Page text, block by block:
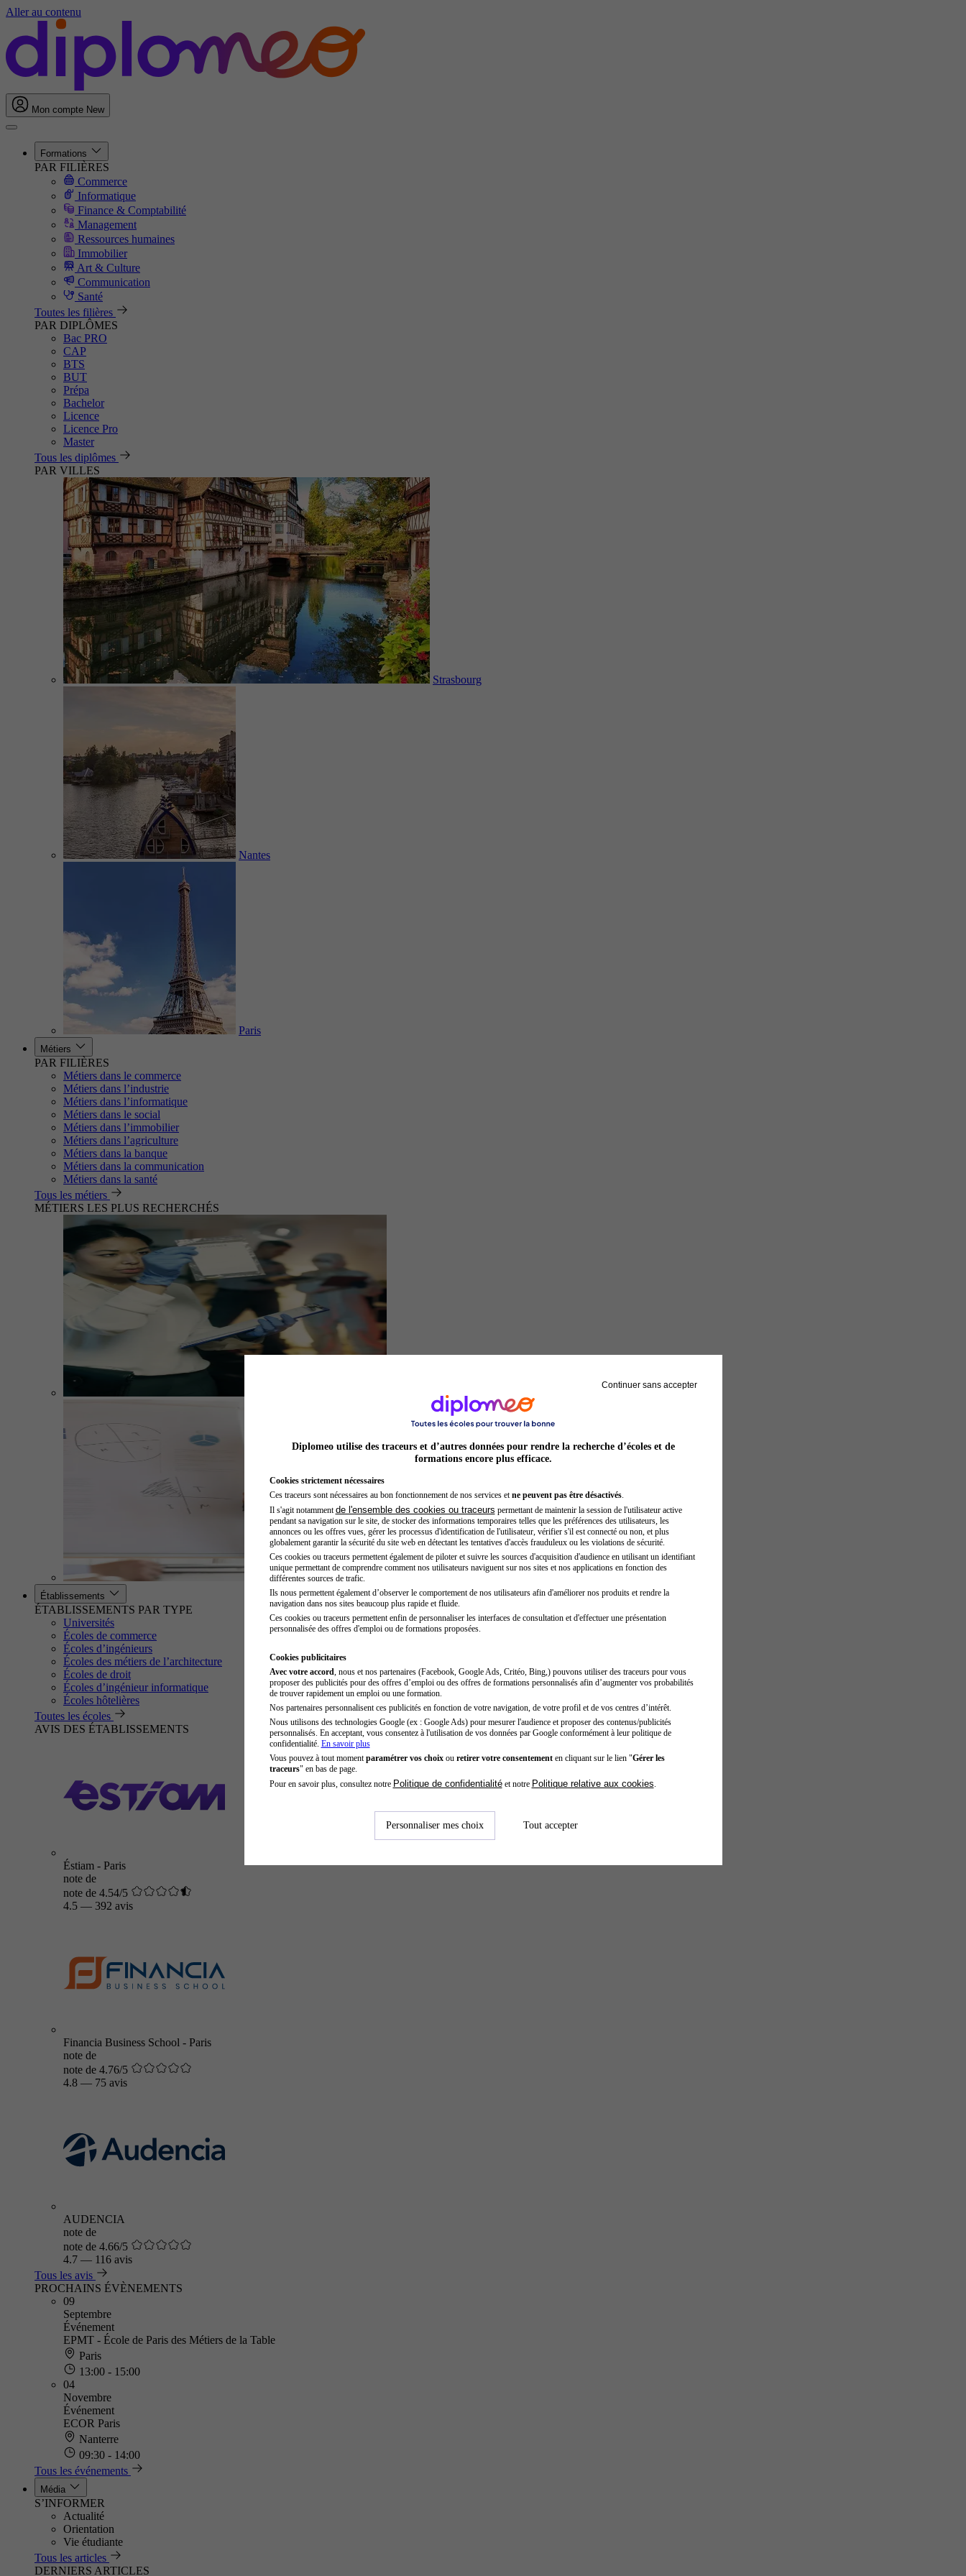
Aller au contenu
Mon compte New
Formations
PAR FILIÈRES
Commerce
Informatique
Finance & Comptabilité
Management
Ressources humaines
Immobilier
Art & Culture
Communication
Santé
Toutes les filières
PAR DIPLÔMES
Bac PRO
CAP
BTS
BUT
Prépa
Bachelor
Licence
Licence Pro
Master
Tous les diplômes
PAR VILLES
Strasbourg
Nantes
Paris
Métiers
PAR FILIÈRES
Métiers dans le commerce
Métiers dans l’industrie
Métiers dans l’informatique
Métiers dans le social
Métiers dans l’immobilier
Métiers dans l’agriculture
Métiers dans la banque
Métiers dans la communication
Métiers dans la santé
Tous les métiers
MÉTIERS LES PLUS RECHERCHÉS
Inspecteur de police
Établissements
ÉTABLISSEMENTS PAR TYPE
Universités
Écoles de commerce
Écoles d’ingénieurs
Écoles des métiers de l’architecture
Écoles de droit
Écoles d’ingénieur informatique
Écoles hôtelières
Toutes les écoles
AVIS DES ÉTABLISSEMENTS
Éstiam - Paris
note de
note de 4.54/5
4.5 — 392 avis
Financia Business School - Paris
note de
note de 4.76/5
4.8 — 75 avis
AUDENCIA
note de
note de 4.66/5
4.7 — 116 avis
Tous les avis
PROCHAINS ÉVÈNEMENTS
09
Septembre
Événement
EPMT - École de Paris des Métiers de la Table
Paris
13:00 - 15:00
04
Novembre
Événement
ECOR Paris
Nanterre
09:30 - 14:00
Tous les événements
Média
S’INFORMER
Actualité
Orientation
Vie étudiante
Tous les articles
DERNIERS ARTICLES
Continuer sans accepter
Diplomeo utilise des traceurs et d’autres données pour rendre la recherche d’écoles et de
formations encore plus efficace.
Cookies strictement nécessaires
Ces traceurs sont nécessaires au bon fonctionnement de nos services et ne peuvent pas être désactivés.
Il s'agit notamment de l'ensemble des cookies ou traceurs permettant de maintenir la session de l'utilisateur active
pendant sa navigation sur le site, de stocker des informations temporaires telles que les préférences des utilisateurs, les
annonces ou les offres vues, gérer les processus d'identification de l'utilisateur, vérifier s'il est connecté ou non, et plus
globalement garantir la sécurité du site web en détectant les tentatives d'accès frauduleux ou les violations de sécurité.
Ces cookies ou traceurs permettent également de piloter et suivre les sources d'acquisition d'audience en utilisant un identifiant
unique permettant de comprendre comment nos utilisateurs naviguent sur nos sites et nos applications en fonction des
différentes sources de trafic.
Ils nous permettent également d’observer le comportement de nos utilisateurs afin d'améliorer nos produits et rendre la
navigation dans nos sites beaucoup plus rapide et fluide.
Ces cookies ou traceurs permettent enfin de personnaliser les interfaces de consultation et d'effectuer une présentation
personnalisée des offres d'emploi ou de formations proposées.
Cookies publicitaires
Avec votre accord , nous et nos partenaires (Facebook, Google Ads, Critéo, Bing,) pouvons utiliser des traceurs pour vous
proposer des publicités pour des offres d’emploi ou des offres de formations personnalisés afin d’augmenter vos probabilités
de trouver rapidement un emploi ou une formation.
Nos partenaires personnalisent ces publicités en fonction de votre navigation, de votre profil et de vos centres d’intérêt.
Nous utilisons des technologies Google (ex : Google Ads) pour mesurer l'audience et proposer des contenus/publicités
personnalisés. En acceptant, vous consentez à l'utilisation de vos données par Google conformément à leur politique de
confidentialité. En savoir plus
Vous pouvez à tout moment paramétrer vos choixou retirer votre consentementen cliquant sur le lien "Gérer les
traceurs" en bas de page.
Pour en savoir plus, consultez notre Politique de confidentialitéet notre Politique relative aux cookies
Personnaliser mes choix Tout accepter